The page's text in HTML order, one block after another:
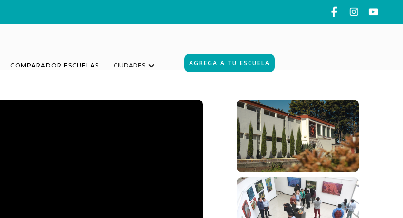
COMPARADOR ESCUELAS CIUDADES AGREGA A TU ESCUELA